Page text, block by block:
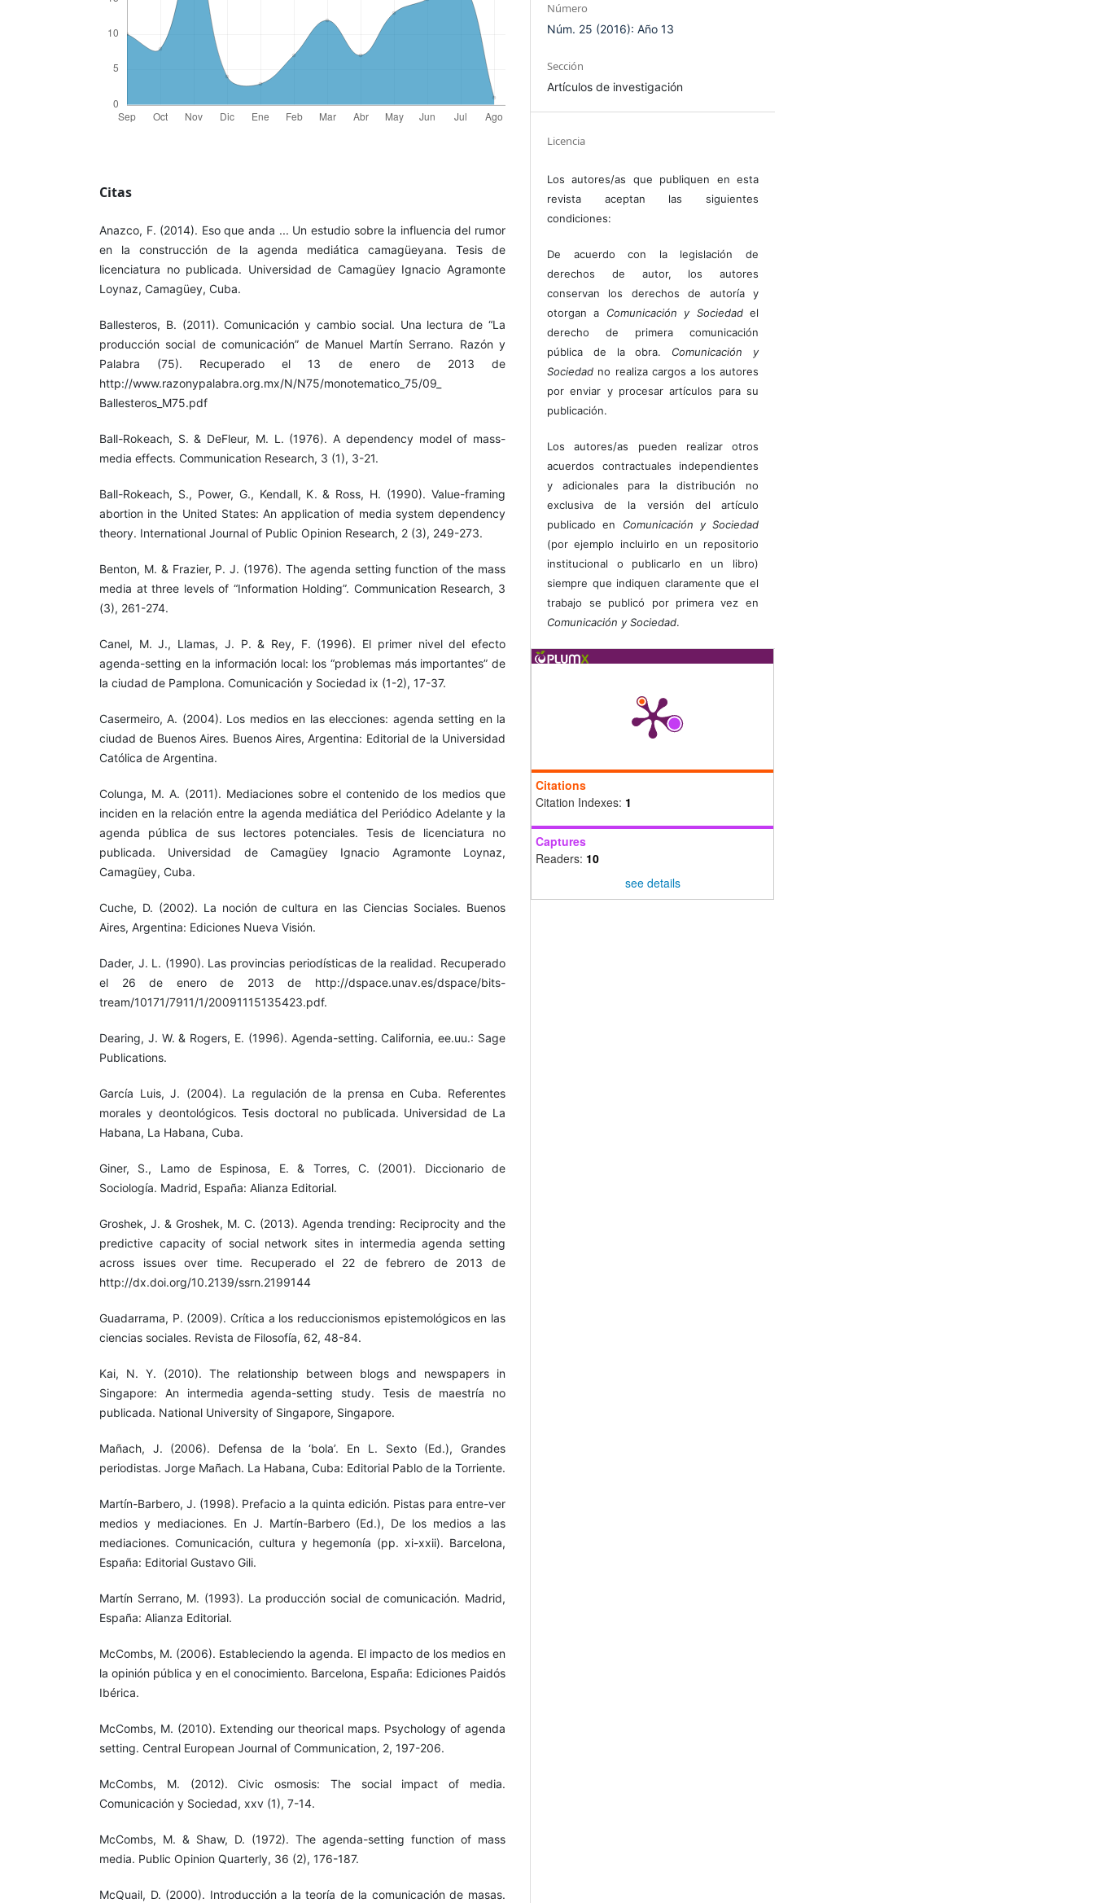
Citas
Anazco, F. (2014). Eso que anda ... Un estudio sobre la influencia del rumor
en la construcción de la agenda mediática camagüeyana. Tesis de
licenciatura no publicada. Universidad de Camagüey Ignacio Agramonte
Loynaz, Camagüey, Cuba.
Ballesteros, B. (2011). Comunicación y cambio social. Una lectura de “La
producción social de comunicación” de Manuel Martín Serrano. Razón y
Palabra (75). Recuperado el 13 de enero de 2013 de
http://www.razonypalabra.org.mx/N/N75/monotematico_75/09_
Ballesteros_M75.pdf
Ball-Rokeach, S. & DeFleur, M. L. (1976). A dependency model of mass-
media effects. Communication Research, 3 (1), 3-21.
Ball-Rokeach, S., Power, G., Kendall, K. & Ross, H. (1990). Value-framing
abortion in the United States: An application of media system dependency
theory. International Journal of Public Opinion Research, 2 (3), 249-273.
Benton, M. & Frazier, P. J. (1976). The agenda setting function of the mass
media at three levels of “Information Holding”. Communication Research, 3
(3), 261-274.
Canel, M. J., Llamas, J. P. & Rey, F. (1996). El primer nivel del efecto
agenda-setting en la información local: los “problemas más importantes” de
la ciudad de Pamplona. Comunicación y Sociedad ix (1-2), 17-37.
Casermeiro, A. (2004). Los medios en las elecciones: agenda setting en la
ciudad de Buenos Aires. Buenos Aires, Argentina: Editorial de la Universidad
Católica de Argentina.
Colunga, M. A. (2011). Mediaciones sobre el contenido de los medios que
inciden en la relación entre la agenda mediática del Periódico Adelante y la
agenda pública de sus lectores potenciales. Tesis de licenciatura no
publicada. Universidad de Camagüey Ignacio Agramonte Loynaz,
Camagüey, Cuba.
Cuche, D. (2002). La noción de cultura en las Ciencias Sociales. Buenos
Aires, Argentina: Ediciones Nueva Visión.
Dader, J. L. (1990). Las provincias periodísticas de la realidad. Recuperado
el 26 de enero de 2013 de http://dspace.unav.es/dspace/bits-
tream/10171/7911/1/20091115135423.pdf.
Dearing, J. W. & Rogers, E. (1996). Agenda-setting. California, ee.uu.: Sage
Publications.
García Luis, J. (2004). La regulación de la prensa en Cuba. Referentes
morales y deontológicos. Tesis doctoral no publicada. Universidad de La
Habana, La Habana, Cuba.
Giner, S., Lamo de Espinosa, E. & Torres, C. (2001). Diccionario de
Sociología. Madrid, España: Alianza Editorial.
Groshek, J. & Groshek, M. C. (2013). Agenda trending: Reciprocity and the
predictive capacity of social network sites in intermedia agenda setting
across issues over time. Recuperado el 22 de febrero de 2013 de
http://dx.doi.org/10.2139/ssrn.2199144
Guadarrama, P. (2009). Crítica a los reduccionismos epistemológicos en las
ciencias sociales. Revista de Filosofía, 62, 48-84.
Kai, N. Y. (2010). The relationship between blogs and newspapers in
Singapore: An intermedia agenda-setting study. Tesis de maestría no
publicada. National University of Singapore, Singapore.
Mañach, J. (2006). Defensa de la ‘bola’. En L. Sexto (Ed.), Grandes
periodistas. Jorge Mañach. La Habana, Cuba: Editorial Pablo de la Torriente.
Martín-Barbero, J. (1998). Prefacio a la quinta edición. Pistas para entre-ver
medios y mediaciones. En J. Martín-Barbero (Ed.), De los medios a las
mediaciones. Comunicación, cultura y hegemonía (pp. xi-xxii). Barcelona,
España: Editorial Gustavo Gili.
Martín Serrano, M. (1993). La producción social de comunicación. Madrid,
España: Alianza Editorial.
McCombs, M. (2006). Estableciendo la agenda. El impacto de los medios en
la opinión pública y en el conocimiento. Barcelona, España: Ediciones Paidós
Ibérica.
McCombs, M. (2010). Extending our theorical maps. Psychology of agenda
setting. Central European Journal of Communication, 2, 197-206.
McCombs, M. (2012). Civic osmosis: The social impact of media.
Comunicación y Sociedad, xxv (1), 7-14.
McCombs, M. & Shaw, D. (1972). The agenda-setting function of mass
media. Public Opinion Quarterly, 36 (2), 176-187.
McQuail, D. (2000). Introducción a la teoría de la comunicación de masas.
Número
Núm. 25 (2016): Año 13
Sección
Artículos de investigación
Licencia
Los autores/as que publiquen en esta
revista aceptan las siguientes
condiciones:
De acuerdo con la legislación de
derechos de autor, los autores
conservan los derechos de autoría y
otorgan a Comunicación y Sociedadel
derecho de primera comunicación
pública de la obra. Comunicación y
Sociedad no realiza cargos a los autores
por enviar y procesar artículos para su
publicación.
Los autores/as pueden realizar otros
acuerdos contractuales independientes
y adicionales para la distribución no
exclusiva de la versión del artículo
publicado en Comunicación y Sociedad
(por ejemplo incluirlo en un repositorio
institucional o publicarlo en un libro)
siempre que indiquen claramente que el
trabajo se publicó por primera vez en
Comunicación y Sociedad.
Citations
Citation Indexes: 1
Captures
Readers: 10
see details